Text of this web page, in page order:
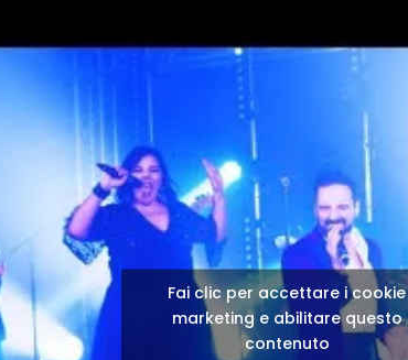
Fai clic per accettare i cookie
marketing e abilitare questo
contenuto